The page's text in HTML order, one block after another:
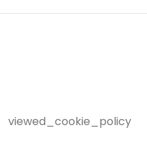
viewed_cookie_policy